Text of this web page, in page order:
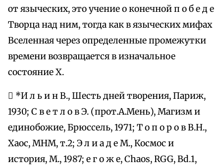
от языческих, это учение о конечной п о б е д е
Творца над ним, тогда как в языческих мифах
Вселенная через определенные промежутки
времени возвращается в изначальное
состояние Х.
 *И л ь и н В., Шесть дней творения, Париж,
1930; С в е т л о в Э. (прот.А.Мень), Магизм и
единобожие, Брюссель, 1971; Т о п о р о в В.Н.,
Хаос, МНМ, т.2; Э л и а д е М., Космос и
история, М., 1987; е г о ж е, Chaos, RGG, Bd.1,